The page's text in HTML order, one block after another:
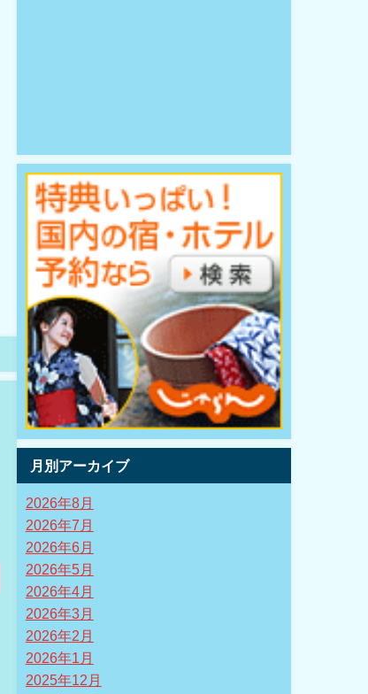
月別アーカイブ
2026年8月
2026年7月
2026年6月
2026年5月
2026年4月
2026年3月
2026年2月
2026年1月
2025年12月